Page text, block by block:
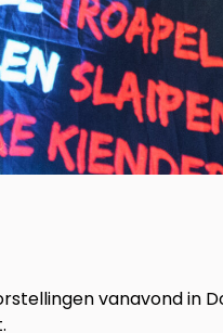
vanavond in